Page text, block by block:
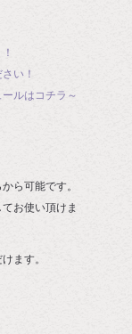
い！
ルはコチラ～
ら可能です。
お使い頂けま
ます。